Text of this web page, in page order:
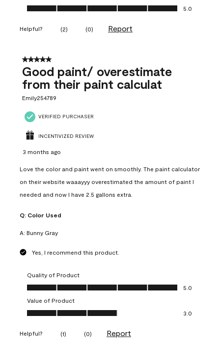
Ease of Application, 5.0 out of 5
5.0
Helpful? (2) (0) Report
5 out of 5 stars.
Good paint/ overestimate
from their paint calculat
Emily254789
VERIFIED PURCHASER
INCENTIVIZED REVIEW
3 months ago
Love the color and paint went on smoothly. The paint calculator
on their website waaayyy overestimated the amount of paint I
needed and now I have 2.5 gallons extra.
Q: Color Used
A: Bunny Gray
Yes, I recommend this product.
Quality of Product
Quality of Product, 5.0 out of 5
5.0
Value of Product
Value of Product, 3.0 out of 5
3.0
Helpful? (1) (0) Report